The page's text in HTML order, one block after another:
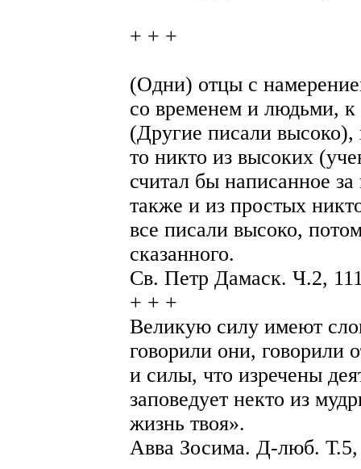
+ + +
(Одни) отцы с
со временем и людьми,
(Другие писали
то никто из высоких
считал бы написанное
также и из простых
все писали высоко,
сказанного.
Св. Петр Дамаск. Ч.2,
+ + +
Великую силу имеют
говорили они, говорили
и силы, что изречены
заповедует некто из
жизнь твоя».
Авва Зосима. Д-люб. Т.5,